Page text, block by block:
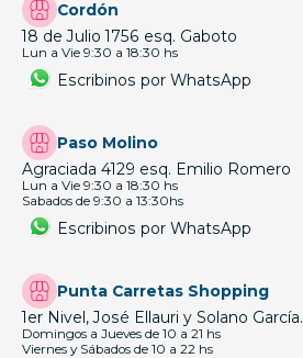
Cordón
18 de Julio 1756 esq. Gaboto
Lun a Vie 9:30 a 18:30 hs
Escribinos por WhatsApp
Paso Molino
Agraciada 4129 esq. Emilio Romero
Lun a Vie 9:30 a 18:30 hs
Sabados de 9:30 a 13:30hs
Escribinos por WhatsApp
Punta Carretas Shopping
1er Nivel, José Ellauri y Solano García.
Domingos a Jueves de 10 a 21 hs
Viernes y Sábados de 10 a 22 hs